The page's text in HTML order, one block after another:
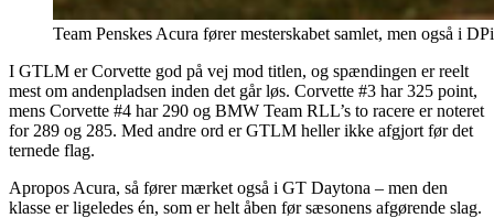
Team Penskes Acura fører mesterskabet samlet, men også i
I GTLM er Corvette god på vej mod titlen, og spændingen er reelt
mest om andenpladsen inden det går løs. Corvette #3 har 325 point,
mens Corvette #4 har 290 og BMW Team RLL’s to racere er noteret
for 289 og 285. Med andre ord er GTLM heller ikke afgjort før det
ternede flag.
Apropos Acura, så fører mærket også i GT Daytona – men den
klasse er ligeledes én, som er helt åben før sæsonens afgørende slag.